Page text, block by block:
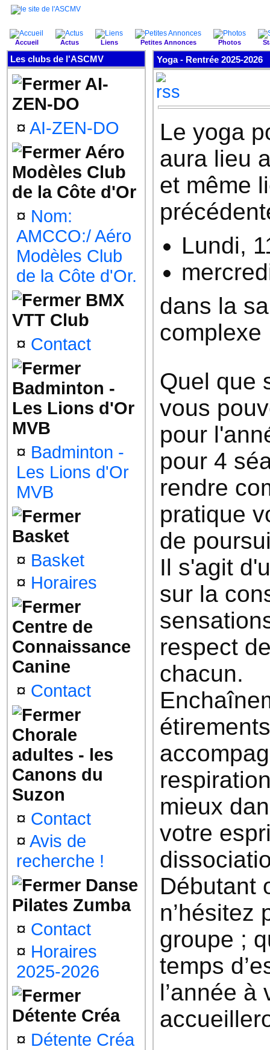
Accueil Actus Liens Petites Annonces Photos
Les clubs de l'ASCMV
AI-
ZEN-DO
¤ AI-ZEN-DO
Aéro
Modèles Club
de la Côte d'Or
¤ Nom:
AMCCO:/ Aéro
Modèles Club
de la Côte d'Or.
BMX
VTT Club
¤ Contact
Badminton -
Les Lions d'Or
MVB
¤ Badminton -
Les Lions d'Or
MVB
Basket
¤ Basket
¤ Horaires
Centre de
Connaissance
Canine
¤ Contact
Chorale
adultes - les
Canons du
Suzon
¤ Contact
¤ Avis de
recherche !
Danse
Pilates Zumba
¤ Contact
¤ Horaires
2025-2026
Détente Créa
¤ Détente Créa
Yoga - Rentrée 2025-2026
Le yoga
aura lieu
et même
Lundi,
dans la
complexe
Quel que
vous
pour
pour 4
rendre
pratique
de
Il s'agit
sur la
respect
chacun.
mieux
votre
Débutant
n’hésitez
groupe ;
temps
l’année à